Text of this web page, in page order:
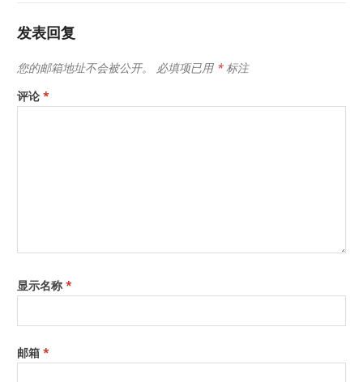
发表回复
您的邮箱地址不会被公开。 必填项已用 *标注
评论*
显示名称*
邮箱*